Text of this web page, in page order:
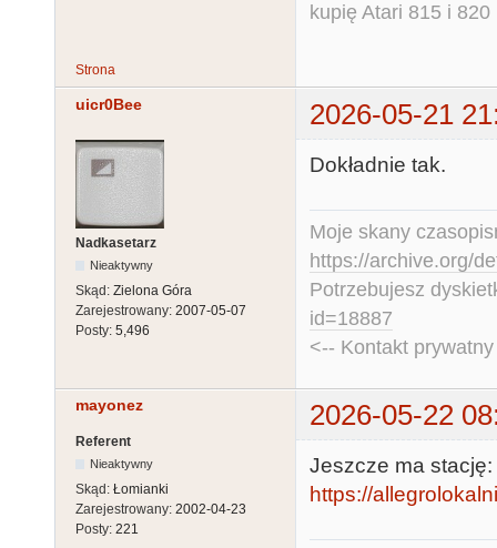
kupię Atari 815 i 820
Strona
uicr0Bee 2026-05-21
Nadkasetarz
Nieaktywny
Skąd: Zielona Góra
Zarejestrowany: 2007-05-07
Posty: 5,496
Dokładnie tak.
Moje skany
https://archive.org/
Potrzebujesz
id=18887
<-- Kontakt
mayonez 2026-05-22
Referent
Nieaktywny
Skąd: Łomianki
Zarejestrowany: 2002-04-23
Posty: 221
Jeszcze ma stację:
https://